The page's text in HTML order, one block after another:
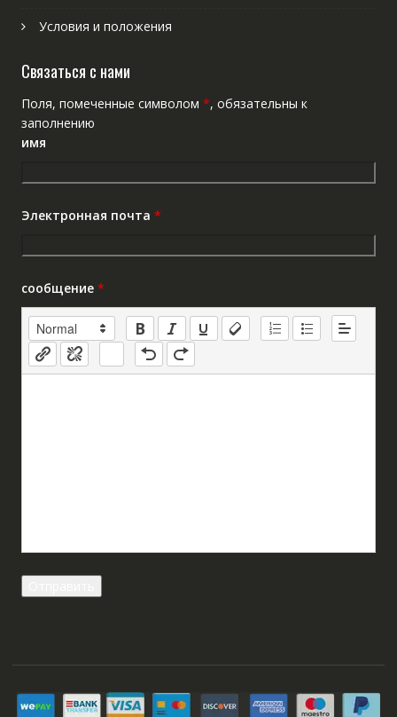
Условия и положения
Связаться с нами
Поля, помеченные символом *, обязательны к
заполнению
имя
Электронная почта *
сообщение *